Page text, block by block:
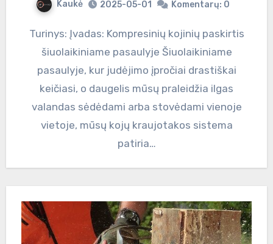
Kaukė 2025-05-01 Komentarų: 0
Turinys: Įvadas: Kompresinių kojinių paskirtis
šiuolaikiniame pasaulyje Šiuolaikiniame
pasaulyje, kur judėjimo įpročiai drastiškai
keičiasi, o daugelis mūsų praleidžia ilgas
valandas sėdėdami arba stovėdami vienoje
vietoje, mūsų kojų kraujotakos sistema
patiria…